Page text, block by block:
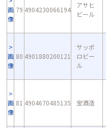
画
像
79 4904230066194
アサヒ
ビール
画
像
80 4901880200121
サッポ
ロビー
ル
画
像
81 4904670485135 宝酒造